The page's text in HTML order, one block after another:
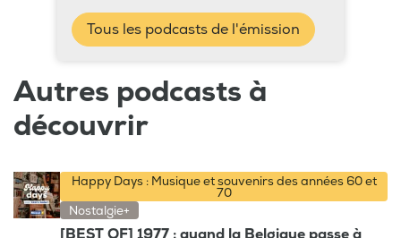
Tous les podcasts de l'émission
Autres podcasts à
découvrir
Happy Days : Musique et souvenirs des années 60 et
70
Nostalgie+
[BEST OF] 1977 : quand la Belgique passe à